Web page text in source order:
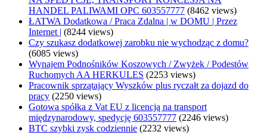
HANDEL PALIWAMI OPC 603557777 (8462 views)
ŁATWA Dodatkowa / Praca Zdalna | w DOMU | Przez
Internet | (8244 views)
Czy szukasz dodatkowej zarobku nie wychodząc z domu?
(6085 views)
Wynajem Podnośników Koszowych / Zwyżek / Podestów
Ruchomych AA HERKULES (2253 views)
Pracownik sprzątający Wyszków plus ryczałt za dojazd do
pracy (2250 views)
Gotowa spółka z Vat EU z licencją na transport
międzynarodowy, spedycję 603557777 (2246 views)
BTC szybki zysk codziennie (2232 views)